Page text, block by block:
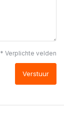
* Verplichte velden
Verstuur